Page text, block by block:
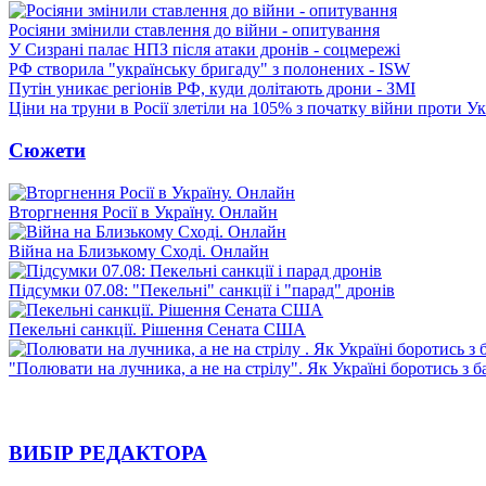
Росіяни змінили ставлення до війни - опитування
У Сизрані палає НПЗ після атаки дронів - соцмережі
РФ створила "українську бригаду" з полонених - ISW
Путін уникає регіонів РФ, куди долітають дрони - ЗМІ
Ціни на труни в Росії злетіли на 105% з початку війни проти
Сюжети
Вторгнення Росії в Україну. Онлайн
Війна на Близькому Сході. Онлайн
Підсумки 07.08: "Пекельні" санкції і "парад" дронів
Пекельні санкції. Рішення Сената США
"Полювати на лучника, а не на стрілу". Як Україні боротись з
ВИБІР РЕДАКТОРА